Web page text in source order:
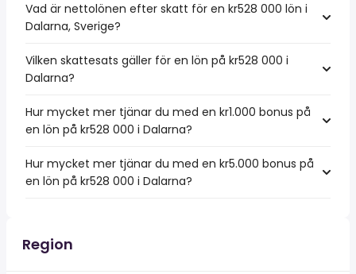
Vad är nettolönen efter skatt för en kr528 000 lön i
Dalarna, Sverige?
Vilken skattesats gäller för en lön på kr528 000 i
Dalarna?
Hur mycket mer tjänar du med en kr1.000 bonus på
en lön på kr528 000 i Dalarna?
Hur mycket mer tjänar du med en kr5.000 bonus på
en lön på kr528 000 i Dalarna?
Region